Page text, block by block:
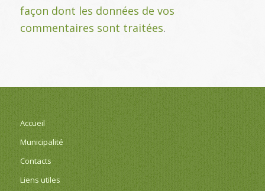
façon dont les données de vos
commentaires sont traitées.
Accueil
Municipalité
Contacts
Liens utiles